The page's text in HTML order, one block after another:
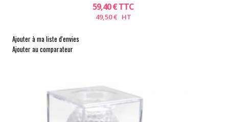
59,40 € TTC
49,50 € HT
Ajouter à ma liste d'envies
Ajouter au comparateur